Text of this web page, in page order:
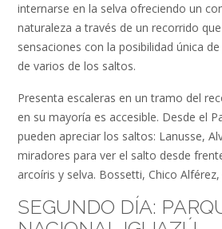
internarse en la selva ofreciendo un
naturaleza a través de un recorrido
sensaciones con la posibilidad única
de varios de los saltos.
Presenta escaleras en un tramo del
en su mayoría es accesible. Desde el
pueden apreciar los saltos: Lanusse,
miradores para ver el salto desde
arcoíris y selva. Bossetti, Chico
SEGUNDO DÍA: